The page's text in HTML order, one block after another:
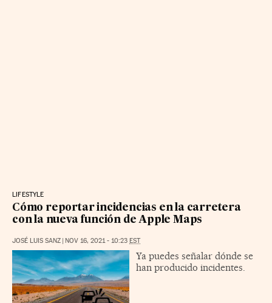
LIFESTYLE
Cómo reportar incidencias en la carretera
con la nueva función de Apple Maps
JOSÉ LUIS SANZ NOV 16, 2021 - 10:23 EST
Ya puedes señalar dónde se
han producido incidentes.